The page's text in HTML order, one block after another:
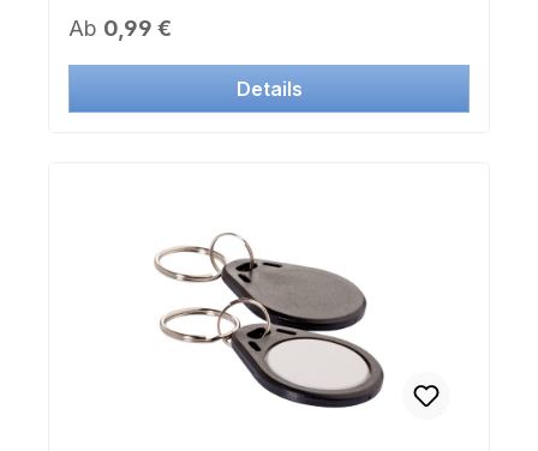
Regulärer Preis:
Ab 0,99 €
Details